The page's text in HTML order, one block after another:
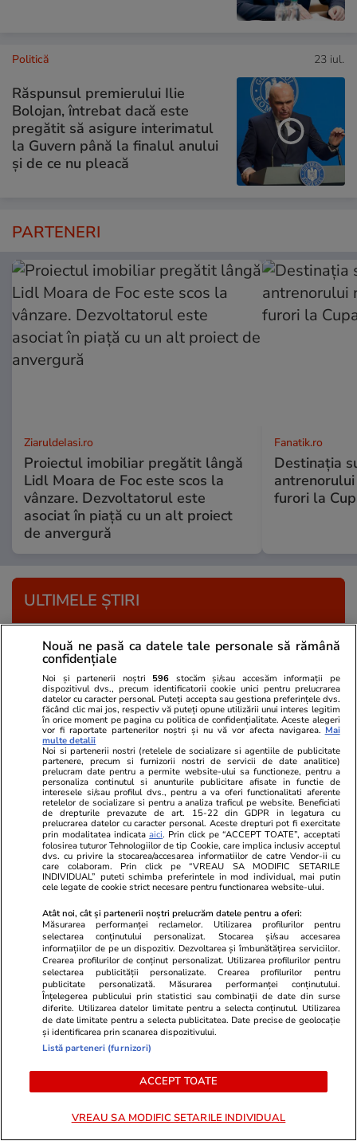
Politică 23 iul.
Răspunsul premierului Ilie
Bolojan, întrebat dacă este
pregătit să asigure interimatul
la Guvern până la finalul anului
și de ce nu pleacă
PARTENERI
ZiaruldeIasi.ro
Proiectul imobiliar pregătit lângă
Lidl Moara de Foc este scos la
vânzare. Dezvoltatorul este
asociat în piață cu un alt proiect
de anvergură
Fanatik.ro
Destinația
furori la
ULTIMELE ȘTIRI
Știri România 11:28
O dronă a fost doborâtă de un pilot român de
pe un avion F-16, în Buzău. Nicușor Dan: „Era
într-o zonă nelocuită”
Știri Externe 11:25
Tânără româncă găsită moartă într-un
apartament din Italia. Trupul Danielei era
ascuns în lada patului, înfășurat într-un cearșaf
Tehnologie 11:20
Cât combustibil consumă, de fapt, încărcarea
telefonului în mașină și ce se întâmplă când
motorul este oprit
Politică 11:19
Radu Miruţă dezminte că ar fi plătit 2.500-
2.700 de euro pe noapte, în vacanță. Cât a
costat, de fapt, sejurul cu familia
Citește mai multe
Nouă ne pasă ca datele tale personale să rămână
confidențiale
Noi și partenerii noștri 596 stocăm și/sau accesăm informații pe
dispozitivul dvs., precum identificatorii cookie unici pentru prelucrarea
datelor cu caracter personal. Puteți accepta sau gestiona preferințele dvs.
făcând clic mai jos, respectiv vă puteți opune utilizării unui interes legitim
în orice moment pe pagina cu politica de confidențialitate. Aceste alegeri
vor fi raportate partenerilor noștri și nu vă vor afecta navigarea. Mai
multe detalii
Noi si partenerii nostri (retelele de socializare si agentiile de publicitate
partenere, precum si furnizorii nostri de servicii de date analitice)
prelucram date pentru a permite website-ului sa functioneze, pentru a
personaliza continutul si anunturile publicitare afisate in functie de
interesele si/sau profilul dvs., pentru a va oferi functionalitati aferente
retelelor de socializare si pentru a analiza traficul pe website. Beneficiati
de drepturile prevazute de art. 15-22 din GDPR in legatura cu
prelucrarea datelor cu caracter personal. Aceste drepturi pot fi exercitate
prin modalitatea indicataaici. Prin click pe “ACCEPT TOATE”, acceptati
folosirea tuturor Tehnologiilor de tip Cookie, care implica inclusiv acceptul
dvs. cu privire la stocarea/accesarea informatiilor de catre Vendor-ii cu
care colaboram. Prin click pe “VREAU SA MODIFIC SETARILE
INDIVIDUAL” puteti schimba preferintele in mod individual, mai putin
cele legate de cookie strict necesare pentru functionarea website-ului.
Atât noi, cât și partenerii noștri prelucrăm datele pentru a oferi:
Măsurarea performanței reclamelor. Utilizarea profilurilor pentru
selectarea conținutului personalizat. Stocarea și/sau accesarea
informațiilor de pe un dispozitiv. Dezvoltarea și îmbunătățirea serviciilor.
Crearea profilurilor de conținut personalizat. Utilizarea profilurilor pentru
selectarea publicității personalizate. Crearea profilurilor pentru
publicitate personalizată. Măsurarea performanței conținutului.
Înțelegerea publicului prin statistici sau combinații de date din surse
diferite. Utilizarea datelor limitate pentru a selecta conținutul. Utilizarea
de date limitate pentru a selecta publicitatea. Date precise de geolocație
și identificarea prin scanarea dispozitivului.
Listă parteneri (furnizori)
ACCEPT TOATE
VREAU SA MODIFIC SETARILE INDIVIDUAL